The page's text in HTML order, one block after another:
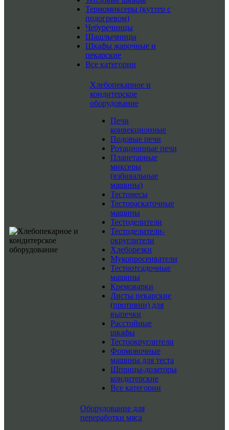
Термомиксеры (куттер с
подогревом)
Чебуречницы
Шашлычницы
Шкафы жарочные и
пекарские
Все категории
Хлебопекарное и
кондитерское
оборудование
Печи
конвекционные
Подовые печи
Ротационные печи
Планетарные
миксеры
(взбивальные
машины)
Тестомесы
Тестораскаточные
машины
Тестоделители
Тестоделители-
округлители
Хлеборезки
Мукопросеиватели
Тестоотсадочные
машины
Кремоварки
Листы пекарские
(противни) для
выпечки
Расстойные
шкафы
Тестоокруглители
Формовочные
машины для теста
Шприцы-дозаторы
кондитерские
Все категории
Оборудование для
переработки мяса